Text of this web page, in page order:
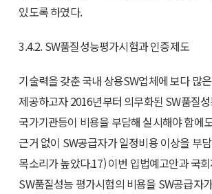
있도록 하였다.
3.4.2. SW품질성능평가시험과 인증제도
기술력을 갖춘 국내 상용SW업체에 보다 많
제공하고자 2016년부터 의무화된 SW품질
국가기관등이 비용을 부담해 실시해야 함에
근거 없이 SW공급자가 일정비용 이상을 부
목소리가 높았다.17) 이번 입법예고안과 국
SW품질성능 평가시험의 비용을 SW공급자